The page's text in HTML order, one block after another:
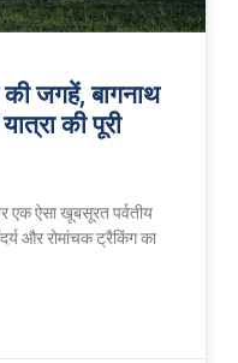
की जगहें, बागनाथ
की पूरी
एक ऐसा खूबसूरत पर्वतीय
और रोमांचक ट्रैकिंग का